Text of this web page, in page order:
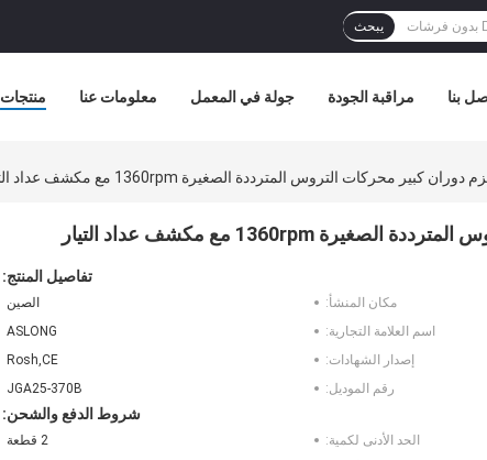
يبحث
منتجات معلومات عنا جولة في المعمل مراقبة الجودة بنا
تفاصيل المنتج:
مكان المنشأ:
الصين
اسم العلامة التجارية:
ASLONG
إصدار الشهادات:
Rosh,CE
رقم الموديل:
JGA25-370B
شروط الدفع والشحن:
الحد الأدنى لكمية:
2 قطعة